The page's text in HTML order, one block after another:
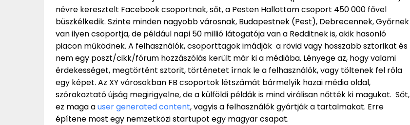
névre keresztelt Facebook csoportnak, sőt, a Pesten Hallottam csoport 450 000 fővel
büszkélkedik. Szinte minden nagyobb városnak, Budapestnek (Pest), Debrecennek, Győrnek
van ilyen csoportja, de például napi 50 millió látogatója van a Redditnek is, akik hasonló
piacon működnek. A felhasználók, csoporttagok imádják a rövid vagy hosszabb sztorikat és
nem egy poszt/cikk/fórum hozzászólás került már ki a médiába. Lényege az, hogy valami
érdekességet, megtörtént sztorit, történetet írnak le a felhasználók, vagy töltenek fel róla
egy képet. Az XY városokban FB csoportok létszámát bármelyik hazai média oldal,
szórakoztató újság megirigyelne, de a külföldi példák is mind virálisan nőtték ki magukat. Sőt,
ez maga auser generated content, vagyis a felhasználók gyártják a tartalmakat. Erre
építene most egy nemzetközi startupot egy magyar csapat.